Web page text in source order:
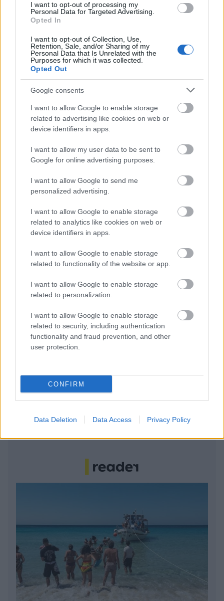
I want to opt-out of processing my
Personal Data for Targeted Advertising.
Opted In
I want to opt-out of Collection, Use,
Retention, Sale, and/or Sharing of my
Personal Data that Is Unrelated with the
Purposes for which it was collected.
Opted Out
Google consents
I want to allow Google to enable storage
related to advertising like cookies on web or
device identifiers in apps.
I want to allow my user data to be sent to
Google for online advertising purposes.
I want to allow Google to send me
personalized advertising.
I want to allow Google to enable storage
related to analytics like cookies on web or
device identifiers in apps.
I want to allow Google to enable storage
related to functionality of the website or app.
I want to allow Google to enable storage
related to personalization.
I want to allow Google to enable storage
related to security, including authentication
functionality and fraud prevention, and other
user protection.
CONFIRM
Data Deletion Data Access Privacy Policy
BEST OFINTERNET
7 έξυπνα tips για να φτιάξετε γρήγορα τη βαλίτσα